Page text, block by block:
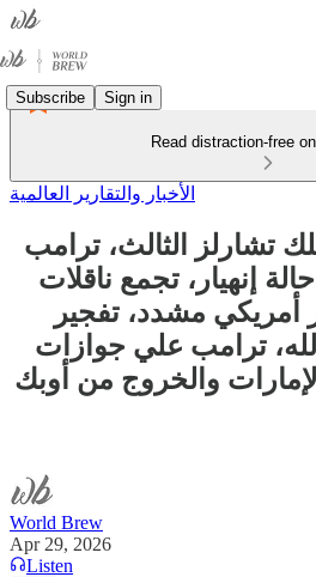
Subscribe Sign in
Read distraction-free
الأخبار والتقارير العالمية
تشارلز الثالث، ترامب
إنهيار، تجمع ناقلات
أمريكي مشدد، تفجير
ترامب علي جوازات
والخروج من أوبك
World Brew
Apr 29, 2026
Listen